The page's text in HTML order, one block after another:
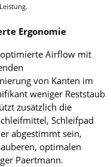
Ergonomie
optimierte Airflow mit
von Kanten im
weniger Reststaub
zusätzlich die
Schleifpad
abgestimmt sein,
optimalen
Paertmann.